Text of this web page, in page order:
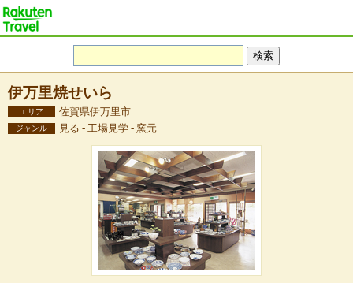
伊万里焼せいら
エリア 佐賀県伊万里市
ジャンル 見る - 工場見学 - 窯元